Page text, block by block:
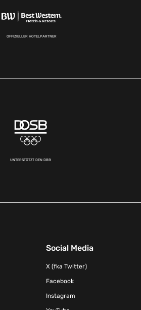
OFFIZIELLER HOTELPARTNER
UNTERSTÜTZT DEN DBB
Social Media
X (fka Twitter)
Facebook
Instagram